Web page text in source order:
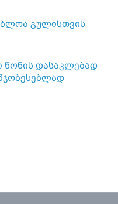
გულისთვის
წონის დასაკლებად